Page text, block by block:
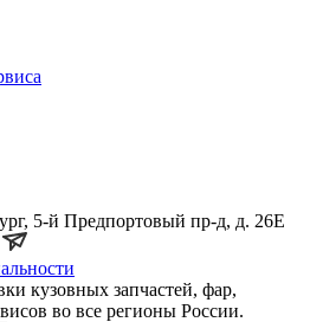
5-й Предпортовый пр-д, д. 26Е
кузовных запчастей, фар,
во все регионы России.